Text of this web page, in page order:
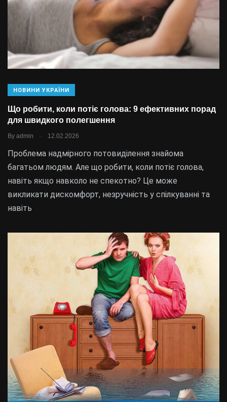
НОВИНИ УКРАЇНИ
Що робити, коли потіє голова: 9 ефективних порад
для швидкого полегшення
By admin . 12.02.2026
Проблема надмірного потовиділення знайома
багатьом людям. Але що робити, коли потіє голова,
навіть якщо навколо не спекотно? Це може
викликати дискомфорт, незручність у спілкуванні та
навіть